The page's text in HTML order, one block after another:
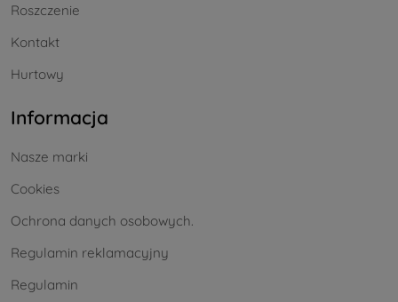
Roszczenie
Kontakt
Hurtowy
Informacja
Nasze marki
Cookies
Ochrona danych osobowych.
Regulamin reklamacyjny
Regulamin